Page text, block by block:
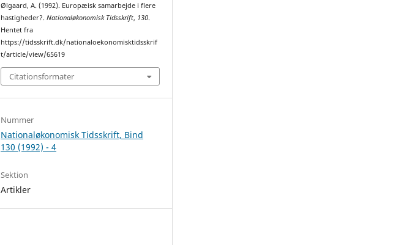
Ølgaard, A. (1992). Europæisk samarbejde i flere
hastigheder?.Nationaløkonomisk Tidsskrift, 130.
Hentet fra
https://tidsskrift.dk/nationaloekonomisktidsskrif
t/article/view/65619
Citationsformater
Nummer
Nationaløkonomisk Tidsskrift, Bind
130 (1992) - 4
Sektion
Artikler